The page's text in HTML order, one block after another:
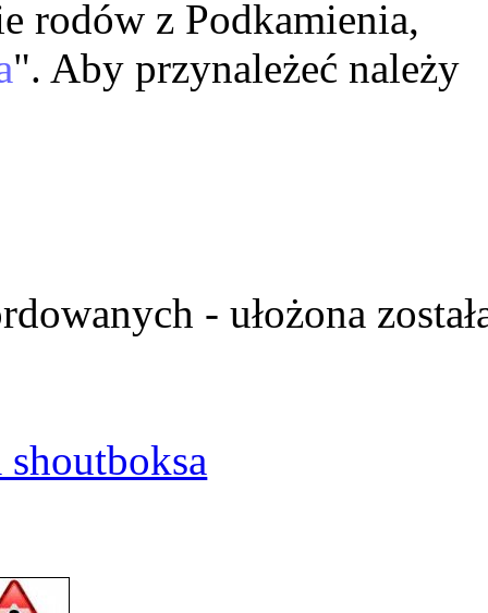
rodów z Podkamienia,
". Aby przynależeć należy
- ułożona